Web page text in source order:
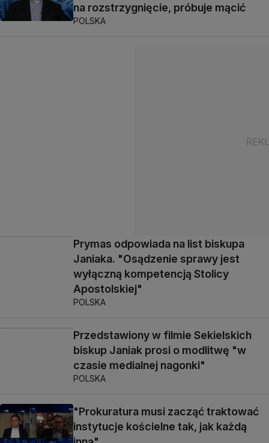
na rozstrzygnięcie, próbuje mącić
POLSKA
Prymas odpowiada na list biskupa
Janiaka. "Osądzenie sprawy jest
wyłączną kompetencją Stolicy
Apostolskiej"
POLSKA
Przedstawiony w filmie Sekielskich
biskup Janiak prosi o modlitwę "w
czasie medialnej nagonki"
POLSKA
"Prokuratura musi zacząć traktować
instytucje kościelne tak, jak każdą